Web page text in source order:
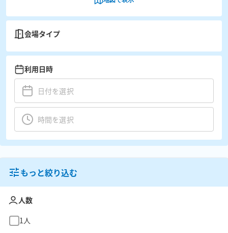
会場タイプ
利用日時
もっと絞り込む
人数
1人